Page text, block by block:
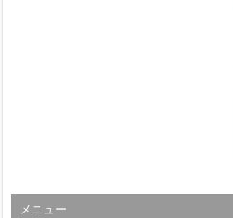
メニュー